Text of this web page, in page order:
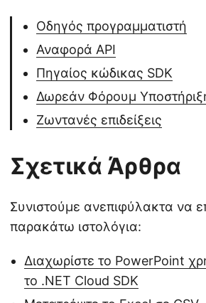
Οδηγός προγραμματιστή
Αναφορά API
Πηγαίος κώδικας SDK
Δωρεάν Φόρουμ
Ζωντανές επιδείξεις
Σχετικά Άρθρα
Συνιστούμε ανεπιφύλακτα να
παρακάτω ιστολόγια:
Διαχωρίστε το PowerPoint
το .NET Cloud SDK